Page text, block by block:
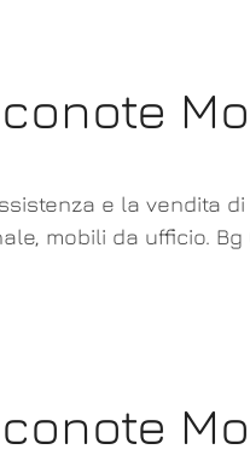
e la
mobili da ufficio.